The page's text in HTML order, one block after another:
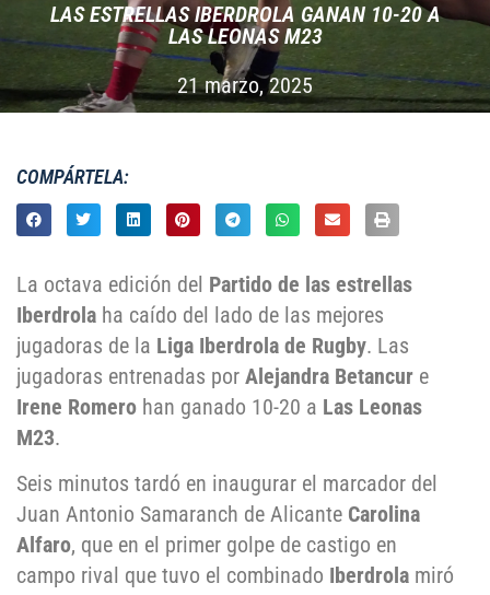
LAS ESTRELLAS IBERDROLA GANAN 10-20 A
LAS LEONAS M23
21 marzo, 2025
COMPÁRTELA:
La octava edición del Partido de las estrellas
Iberdrola ha caído del lado de las mejores
jugadoras de la Liga Iberdrola de Rugby. Las
jugadoras entrenadas por Alejandra Betancur e
Irene Romero han ganado 10-20 a Las Leonas
M23.
Seis minutos tardó en inaugurar el marcador del
Juan Antonio Samaranch de Alicante Carolina
Alfaro, que en el primer golpe de castigo en
campo rival que tuvo el combinado Iberdrola miró